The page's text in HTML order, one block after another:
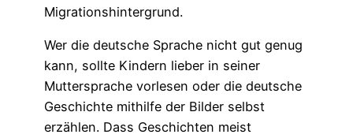
Migrationshintergrund.
Wer die deutsche Sprache nicht gut genug
kann, sollte Kindern lieber in seiner
Muttersprache vorlesen oder die deutsche
Geschichte mithilfe der Bilder selbst
erzählen. Dass Geschichten meist